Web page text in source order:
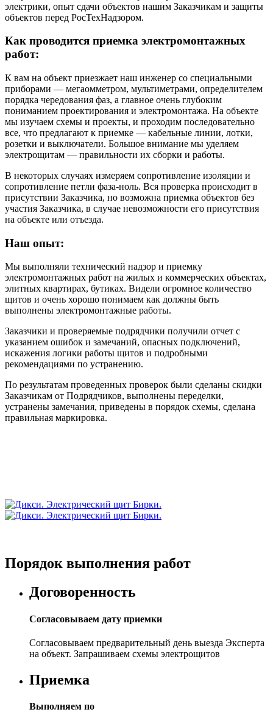
электрики, опыт сдачи объектов нашим Заказчикам и защиты
объектов перед РосТехНадзором.
Как проводится приемка электромонтажных
работ:
К вам на объект приезжает наш инженер со специальными
приборами — мегаомметром, мультиметрами, определителем
порядка чередования фаз, а главное очень глубоким
пониманием проектирования и электромонтажа. На объекте
мы изучаем схемы и проекты, и проходим последовательно
все, что предлагают к приемке — кабельные линии, лотки,
розетки и выключатели. Большое внимание мы уделяем
электрощитам — правильности их сборки и работы.
В некоторых случаях измеряем сопротивление изоляции и
сопротивление петли фаза-ноль. Вся проверка происходит в
присутствии Заказчика, но возможна приемка объектов без
участия Заказчика, в случае невозможности его присутствия
на объекте или отъезда.
Наш опыт:
Мы выполняли технический надзор и приемку
электромонтажных работ на жилых и коммерческих объектах,
элитных квартирах, бутиках. Видели огромное количество
щитов и очень хорошо понимаем как должны быть
выполнены электромонтажные работы.
Заказчики и проверяемые подрядчики получили отчет с
указанием ошибок и замечаний, опасных подключений,
искажения логики работы щитов и подробными
рекомендациями по устранению.
По результатам проведенных проверок были сделаны скидки
Заказчикам от Подрядчиков, выполнены переделки,
устранены замечания, приведены в порядок схемы, сделана
правильная маркировка.
Порядок выполнения работ
Договоренность
Согласовываем дату приемки
Согласовываем предварительный день выезда Эксперта
на объект. Запрашиваем схемы электрощитов
Приемка
Выполняем по